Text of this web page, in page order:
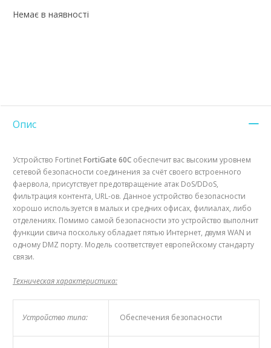
Немає в наявності
Опис
Устройство FortinetFortiGate 60C обеспечит вас высоким уровнем
сетевой безопасности соединения за счёт своего встроенного
фаервола, присутствует предотвращение атак DoS/DDoS,
фильтрация контента, URL-ов. Данное устройство безопасности
хорошо используется в малых и средних офисах, филиалах, либо
отделениях. Помимо самой безопасности это устройство выполнит
функции свича поскольку обладает пятью Интернет, двумя WAN и
одному DMZ порту. Модель соответствует европейскому стандарту
связи.
Техническая характеристика:
Устройство типа: Обеспечения безопасности